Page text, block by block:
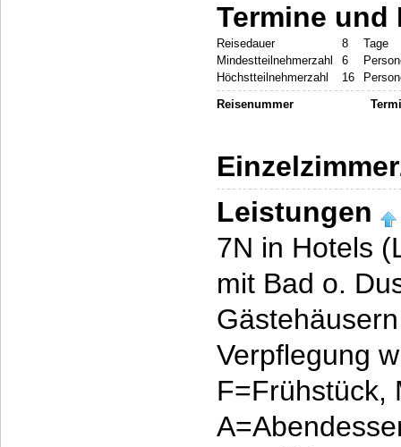
Termine und
Reisedauer 8
Tage
Mindestteilnehmerzahl
6
Höchstteilnehmerzahl
16
Reisenummer
Leistungen
7N in Hotels
mit Bad o.
Verpflegung
F=Frühstück,